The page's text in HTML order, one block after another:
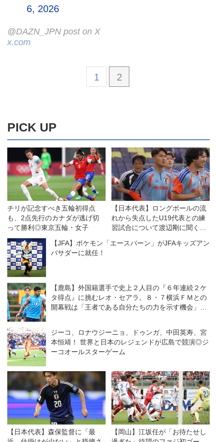
6, 2026
@DAZN_JPN post on X
x.com
1 2
PICK UP
チリが記念すべき五輪初得点
も、2点先行のカナダが逃げ切
って勝利◎東京五輪・女子
【日本代表】ロングボールの流
れから失点したU19代表との練
習試合について渡辺剛に聞く
い。そこは僕たちの課題」
【JFA】ポケモン「エースバーン」がJFAキッズアン
バサダーに就任！
【鹿島】外国籍選手で史上２人目の『６年連続２ケ
タ得点』に挑むレオ・セアラ。８・７横浜ＦＭとの
開幕戦は「王者である自分たちの力を示す機会」と
ジーコ、ロナウジーニョ、ドゥンガ、中田英寿、宮
本恒靖！ 世界と日本のレジェンドが広島で競演◎ジ
ーコオールスターゲーム
【日本代表】森保監督に「最
【岡山】江坂任が「お待たせし